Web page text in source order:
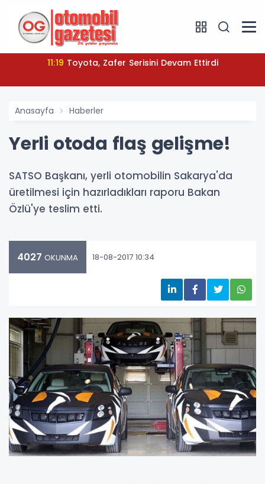
11:19 Toyota, Zafer Serisini Devam Ettirdi
Anasayfa Haberler
Yerli otoda flaş gelişme!
SATSO Başkanı, yerli otomobilin Sakarya'da
üretilmesi için hazırladıkları raporu Bakan
Özlü'ye teslim etti.
4027 OKUNMA 18-08-2017 10:34